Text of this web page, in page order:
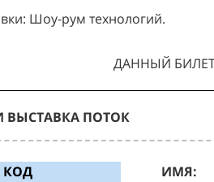
Шоу-рум технологий.
ДАННЫЙ
ВЫСТАВКА ПОТОК
КОД
ИМЯ: